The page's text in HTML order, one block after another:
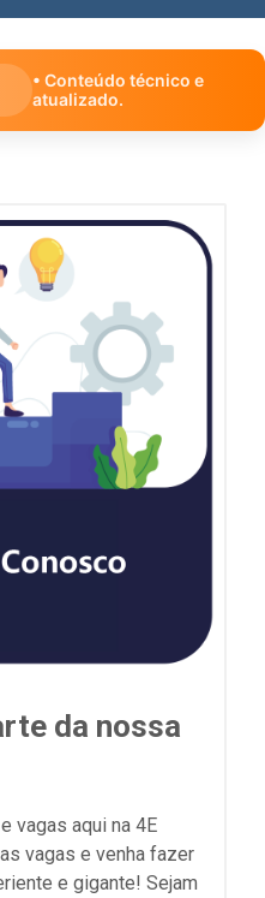
• Conteúdo técnico e
atualizado.
da nossa
vagas aqui na 4E
vagas e venha fazer
e gigante! Sejam